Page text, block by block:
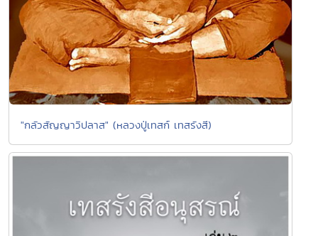
"กลัวสัญญาวิปลาส" (หลวงปู่เทสก์ เทสรังสี)